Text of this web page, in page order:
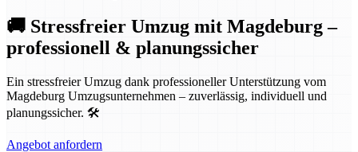
🚚 Stressfreier Umzug mit Magdeburg –
professionell & planungssicher
Ein stressfreier Umzug dank professioneller Unterstützung vom
Magdeburg Umzugsunternehmen – zuverlässig, individuell und
planungssicher. 🛠️
Angebot anfordern